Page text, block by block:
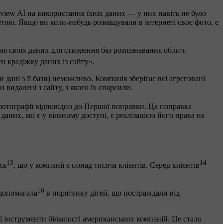
AI на використання їхніх даних — у них навіть не було
Якщо ви коли-небудь розміщували в інтернеті своє фото, є
своїх даних для створення баз розпізнавання облич.
даних із сайту».
з її бази) неможливо. Компанія зберігає всі агреговані
з сайту, з якого їх спарсили.
відповідно до Першої поправки. Ця поправка
які є у вільному доступі, є реалізацією його права на
13, що у компанії є понад тисяча клієнтів. Серед клієнтів14
16 в порятунку дітей, що постраждали від
більшості американських компаній. Це стало